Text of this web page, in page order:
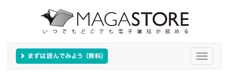
Toggle